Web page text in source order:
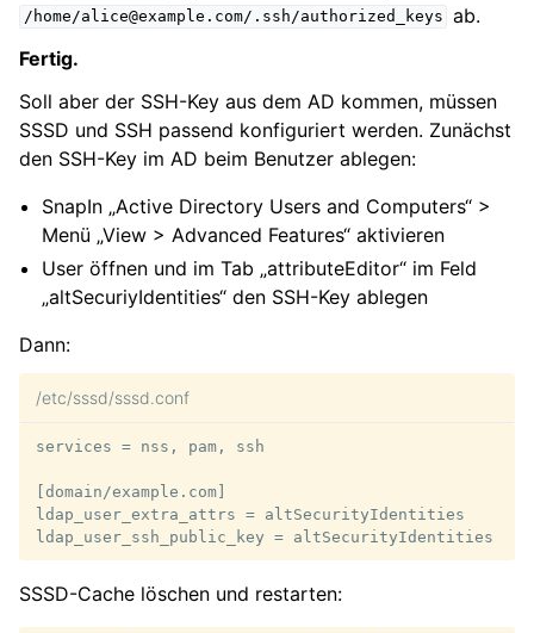
/home/alice@example.com/.ssh/authorized_keys ab.
Fertig.
Soll aber der SSH-Key aus dem AD kommen, müssen
SSSD und SSH passend konfiguriert werden. Zunächst
den SSH-Key im AD beim Benutzer ablegen:
SnapIn „Active Directory Users and Computers“ >
Menü „View > Advanced Features“ aktivieren
User öffnen und im Tab „attributeEditor“ im Feld
„altSecuriyIdentities“ den SSH-Key ablegen
Dann:
/etc/sssd/sssd.conf
services = nss, pam, ssh
[domain/example.com]
ldap_user_extra_attrs = altSecurityIdentities
SSSD-Cache löschen und restarten: